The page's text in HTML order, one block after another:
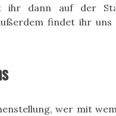
ihr dann auf der
findet ihr
wer mit